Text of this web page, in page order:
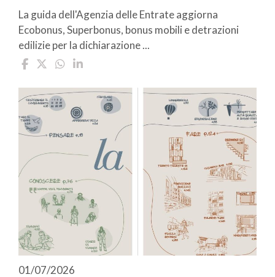
La guida dell'Agenzia delle Entrate aggiorna
Ecobonus, Superbonus, bonus mobili e detrazioni
edilizie per la dichiarazione ...
01/07/2026